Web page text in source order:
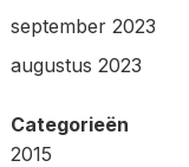
september 2023
augustus 2023
Categorieën
2015